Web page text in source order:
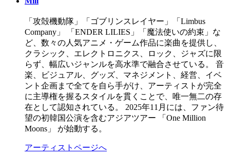
「攻殻機動隊」「ゴブリンスレイヤー」「Limbus
Company」 「ENDER LILIES」「魔法使いの約束」な
ど、数々の人気アニメ・ゲーム作品に楽曲を提供し、
クラシック、エレクトロニクス、ロック、ジャズに限
らず、幅広いジャンルを高水準で融合させている。 音
楽、ビジュアル、グッズ、マネジメント、経営、イベ
ント企画まで全てを自ら手がけ、アーティストが完全
に主導権を握るスタイルを貫くことで、唯一無二の存
在として認知されている。 2025年11月には、ファン待
望の初韓国公演を含むアジアツアー 「One Million
Moons」 が始動する。
アーティストページへ